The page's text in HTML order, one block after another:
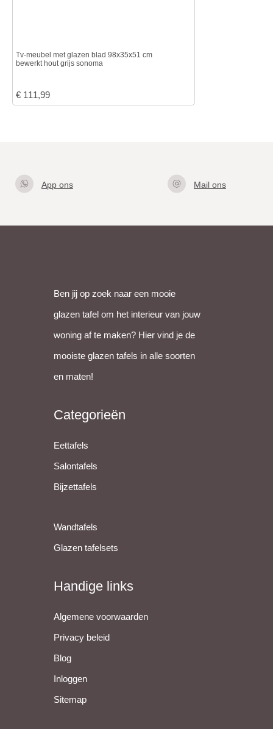
Tv-meubel met glazen blad 98x35x51 cm
bewerkt hout grijs sonoma
€ 111,99
App ons
Mail ons
Ben jij op zoek naar een mooie
glazen tafel om het interieur van jouw
woning af te maken? Hier vind je de
mooiste glazen tafels in alle soorten
en maten!
Categorieën
Eettafels
Salontafels
Bijzettafels
Wandtafels
Glazen tafelsets
Handige links
Algemene voorwaarden
Privacy beleid
Blog
Inloggen
Sitemap